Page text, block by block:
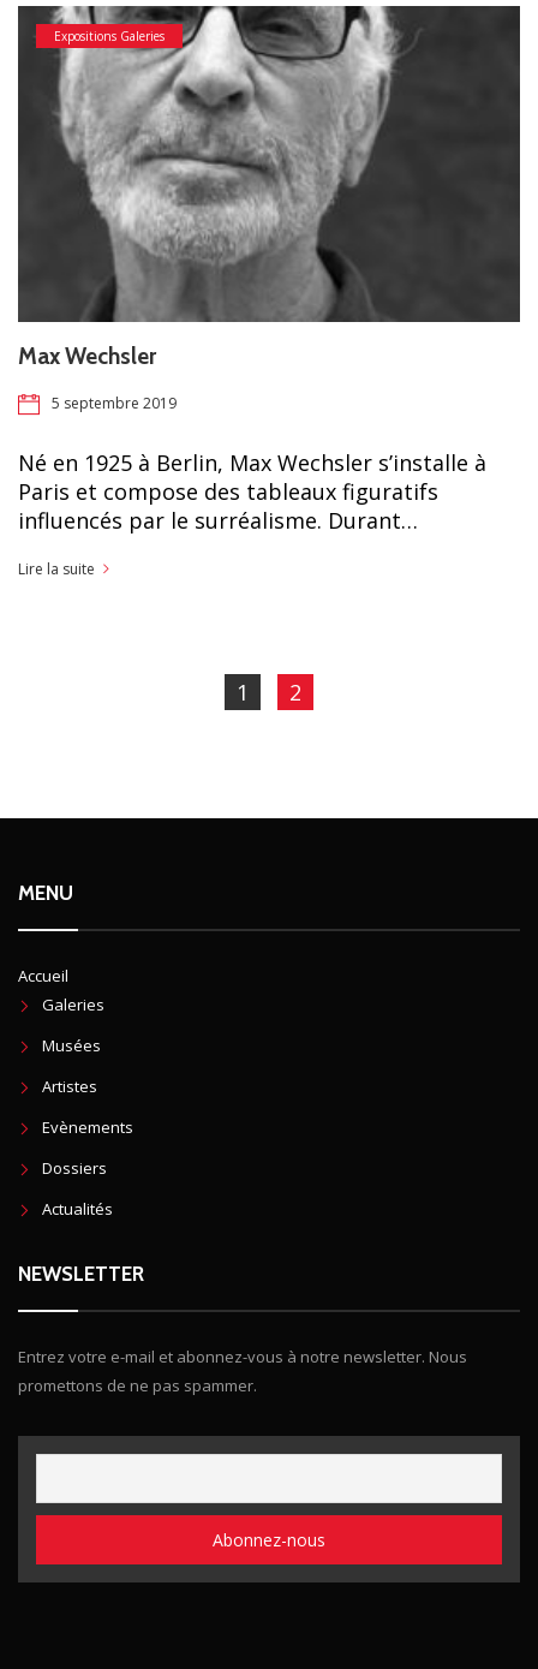
Expositions Galeries
Max Wechsler
5 septembre 2019
Né en 1925 à Berlin, Max Wechsler s’installe à
Paris et compose des tableaux figuratifs
influencés par le surréalisme. Durant…
Lire la suite
1 2
MENU
Accueil
Galeries
Musées
Artistes
Evènements
Dossiers
Actualités
NEWSLETTER
Entrez votre e-mail et abonnez-vous à notre newsletter. Nous
promettons de ne pas spammer.